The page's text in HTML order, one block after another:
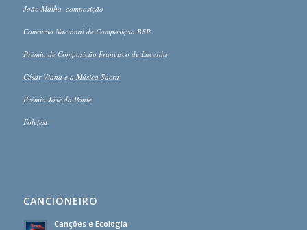
João Malha, composição
Concurso Nacional de Composição BSP
Prémio de Composição Francisco de Lacerda
César Viana e a Música Sacra
Prémio José da Ponte
Folefest
CANCIONEIRO
Canções e Ecologia